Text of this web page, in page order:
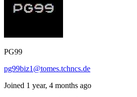
PG99
pg99biz1@tomes.tchncs.de
Joined 1 year, 4 months ago